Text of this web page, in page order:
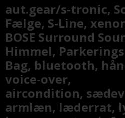
aut.gear/s-tronic,
Fælge, S-Line,
BOSE Surround
Himmel,
Bag, bluetooth,
voice-over,
aircondition,
armlæn, læderrat,